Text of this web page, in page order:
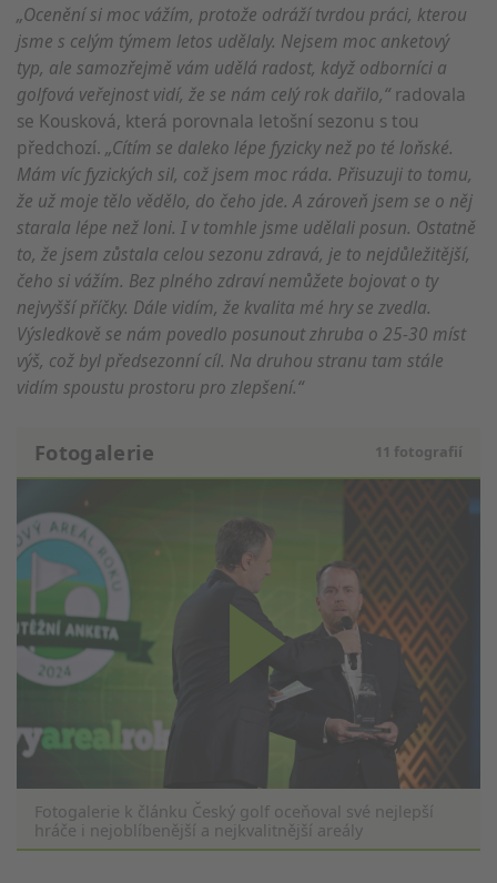
„Ocenění si moc vážím, protože odráží tvrdou práci, kterou
jsme s celým týmem letos udělaly. Nejsem moc anketový
typ, ale samozřejmě vám udělá radost, když odborníci a
golfová veřejnost vidí, že se nám celý rok dařilo,“radovala
se Kousková, která porovnala letošní sezonu s tou
předchozí. „Cítím se daleko lépe fyzicky než po té loňské.
Mám víc fyzických sil, což jsem moc ráda. Přisuzuji to tomu,
že už moje tělo vědělo, do čeho jde. A zároveň jsem se o něj
starala lépe než loni. I v tomhle jsme udělali posun. Ostatně
to, že jsem zůstala celou sezonu zdravá, je to nejdůležitější,
čeho si vážím. Bez plného zdraví nemůžete bojovat o ty
nejvyšší příčky. Dále vidím, že kvalita mé hry se zvedla.
Výsledkově se nám povedlo posunout zhruba o 25-30 míst
výš, což byl předsezonní cíl. Na druhou stranu tam stále
vidím spoustu prostoru pro zlepšení.“
Fotogalerie 11 fotografií
Fotogalerie k článku Český golf oceňoval své nejlepší
hráče i nejoblíbenější a nejkvalitnější areály